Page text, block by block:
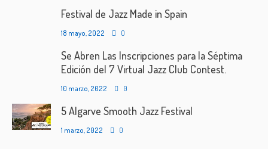
Festival de Jazz Made in Spain
18 mayo, 2022 0
Se Abren Las Inscripciones para la Séptima
Edición del 7 Virtual Jazz Club Contest.
10 marzo, 2022 0
5 Algarve Smooth Jazz Festival
1 marzo, 2022 0